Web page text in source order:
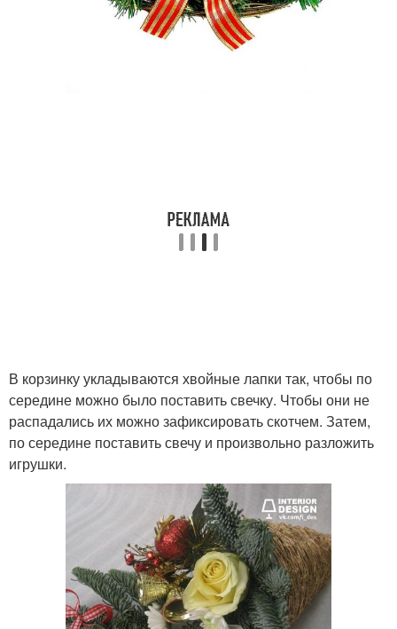
В корзинку укладываются хвойные лапки так, чтобы по
середине можно было поставить свечку. Чтобы они не
распадались их можно зафиксировать скотчем. Затем,
по середине поставить свечу и произвольно разложить
игрушки.